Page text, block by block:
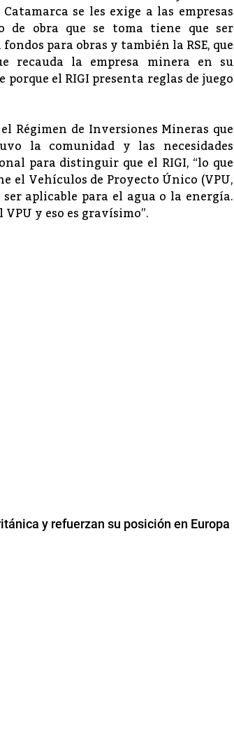
se les exige a las empresas
obra que se toma tiene que ser
para obras y también la RSE, que
recauda la empresa minera en su
el RIGI presenta reglas de juego
Régimen de Inversiones Mineras que
la comunidad y las necesidades
para distinguir que el RIGI, “lo que
el Vehículos de Proyecto Único (VPU,
aplicable para el agua o la energía.
y eso es gravísimo”.
y refuerzan su posición en Europa